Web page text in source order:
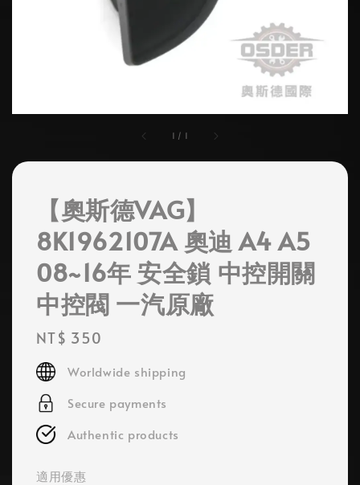
1 / 1
【奧斯德VAG】
8K1962107A 奧迪 A4 A5
08~16年 安全鎖 中控開關
中控閥 一汽原廠
Regular
price
NT$ 350
Worldwide shipping
Secure payments
Authentic products
適用優惠